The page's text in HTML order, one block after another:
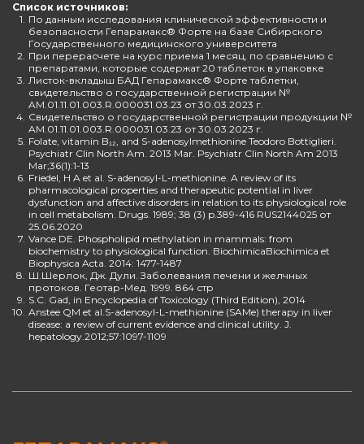
Список источников:
1. По данным исследования клинической эффективности и
безопасности Гепарамакс® Форте на базе Сибирского
Государственного медицинского университета
2. При перерасчете на курс приема 1 месяц, по сравнению с
препаратами, которые содержат 20 таблеток в упаковке
3. Листок-вкладыш БАД Гепарамакс® Форте таблетки,
свидетельство о государственной регистрации №
AM.01.11.01.003.R.000031.03.23 от 30.03.2023 г.
4. Свидетельство о государственной регистрации продукции №
AM.01.11.01.003.R.000031.03.23 от 30.03.2023 г.
5. Folate, vitamin B₁₂, and S-adenosylmethionine Teodoro Bottiglieri.
Psychiatr Clin North Am. 2013 Mar. Psychiatr Clin North Am 2013
Mar;36(1):1-13
6. Friedel, H A et al. S-adenosyl-L-methionine. A review of its
pharmacological properties and therapeutic potential in liver
dysfunction and affective disorders in relation to its physiological role
in cell metabolism. Drugs. 1989; 38 (3) p.389-416 RUS2144025 от
25.06.2020
7. Vance DE. Phospholipid methylation in mammals: from
biochemistry to physiological function. BiochimicaBiochimica et
Biophysica Acta. 2014: 1477-1487
8. Ш.Шерлок, Дж. Дули. Заболевания печени и желчных
протоков. Геотар-Мед. 1999. 864 стр
9. S.C. Gad, in Encyclopedia of Toxicology (Third Edition), 2014
10. Anstee QM et al.S-adenosyl-L-methionine (SAMe) therapy in liver
disease: a review of current evidence and clinical utility. J.
hepatology.2012;57:1097-1109